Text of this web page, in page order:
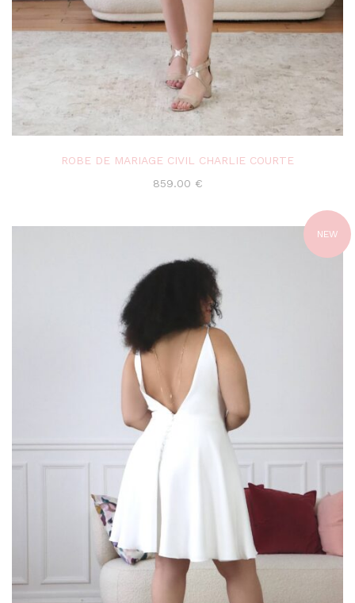
ROBE DE MARIAGE CIVIL CHARLIE COURTE
859.00 €
NEW